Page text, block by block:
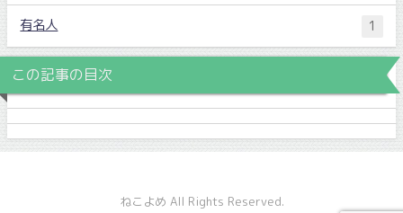
有名人 1
この記事の目次
ねこよめ All Rights Reserved.